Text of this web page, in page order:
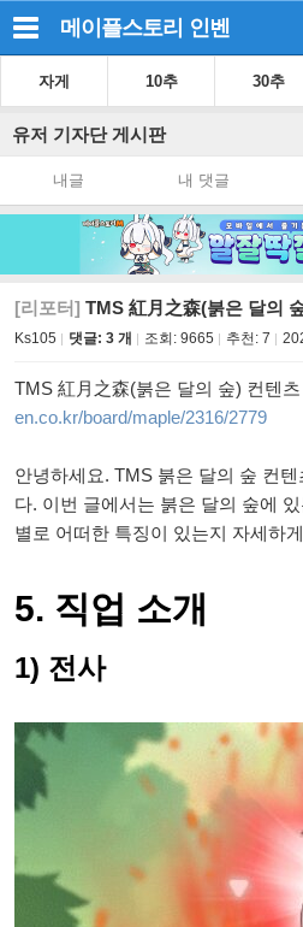
메이플스토리 인벤
자게 10추 30추
유저 기자단 게시판
내글 내 댓글
[리포터] TMS 紅月之森(붉은 달의
Ks105 댓글: 3 개 조회: 9665 추천: 7
TMS 紅月之森(붉은 달의 숲) 컨텐
en.co.kr/board/maple/2316/2779
안녕하세요. TMS 붉은 달의 숲 컨
다. 이번 글에서는 붉은 달의 숲에
별로 어떠한 특징이 있는지 자세하
5. 직업 소개
1) 전사